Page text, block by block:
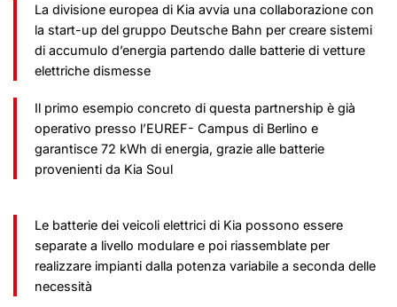
La divisione europea di Kia avvia una collaborazione con
la start-up del gruppo Deutsche Bahn per creare sistemi
di accumulo d’energia partendo dalle batterie di vetture
elettriche dismesse
Il primo esempio concreto di questa partnership è già
operativo presso l’EUREF- Campus di Berlino e
garantisce 72 kWh di energia, grazie alle batterie
provenienti da Kia Soul
Le batterie dei veicoli elettrici di Kia possono essere
separate a livello modulare e poi riassemblate per
realizzare impianti dalla potenza variabile a seconda delle
necessità